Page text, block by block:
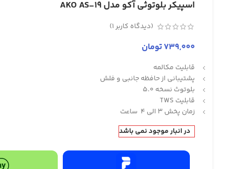
اسپیکر بلوتوثی آکو مدل AKO AS-19
(دیدگاه کاربر1
)
739,000تومان
قابلیت مکالمه
پشتیبانی از حافظه جانبی و فلش
بلوتوث نسخه 5.0
قابلیت TWS
زمان پخش 3 الی 4 ساعت
در انبار موجود نمی باشد